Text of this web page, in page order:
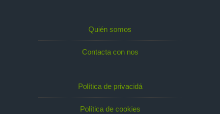
Quién somos
Contacta con nos
Política de privacidá
Política de cookies